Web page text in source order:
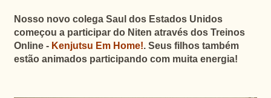
Nosso novo colega Saul dos Estados Unidos
começou a participar do Niten através dos Treinos
Online - Kenjutsu Em Home!. Seus filhos também
estão animados participando com muita energia!